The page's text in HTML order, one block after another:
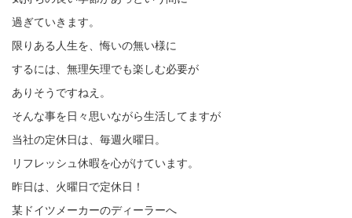
過ぎていきます。
限りある人生を、悔いの無い様に
するには、無理矢理でも楽しむ必要が
ありそうですねえ。
そんな事を日々思いながら生活してますが
当社の定休日は、毎週火曜日。
リフレッシュ休暇を心がけています。
昨日は、火曜日で定休日！
某ドイツメーカーのディーラーへ